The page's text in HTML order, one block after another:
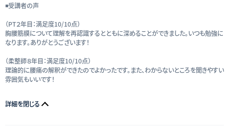
◾️受講者の声
（PT２年目：満足度10/10点）
胸腰筋膜について理解を再認識するとともに深めることができました。いつも勉強に
なります。ありがとうございます！
（柔整師８年目：満足度10/10点）
理論的に腰痛の解釈ができたのでよかったです。また、わからないところを聞きやすい
雰囲気もいいです！
詳細を閉じる